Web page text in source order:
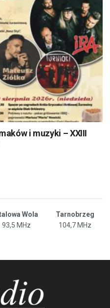
i muzyki – XXIII
Wola
Tarnobrzeg
93,5 MHz 104,7 MHz